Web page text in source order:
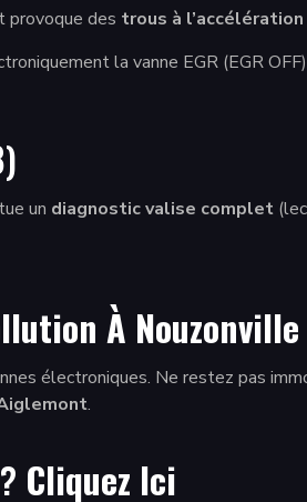
provoque des trous à l’accélération
la vanne EGR (EGR
un diagnostic valise complet
À
électroniques. Ne restez pas
.
Cliquez Ici